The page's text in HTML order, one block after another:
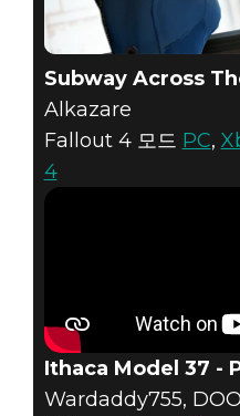
Subway Across
Alkazare
Fallout 4 모드 PC,
4
Ithaca Model 37 -
Wardaddy755,